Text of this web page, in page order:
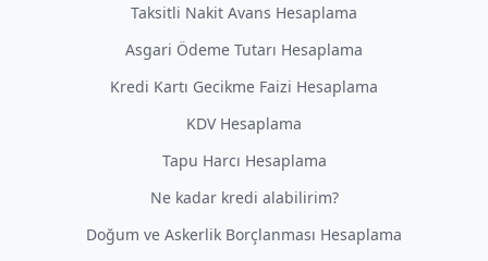
Taksitli Nakit Avans Hesaplama
Asgari Ödeme Tutarı Hesaplama
Kredi Kartı Gecikme Faizi Hesaplama
KDV Hesaplama
Tapu Harcı Hesaplama
Ne kadar kredi alabilirim?
Doğum ve Askerlik Borçlanması Hesaplama